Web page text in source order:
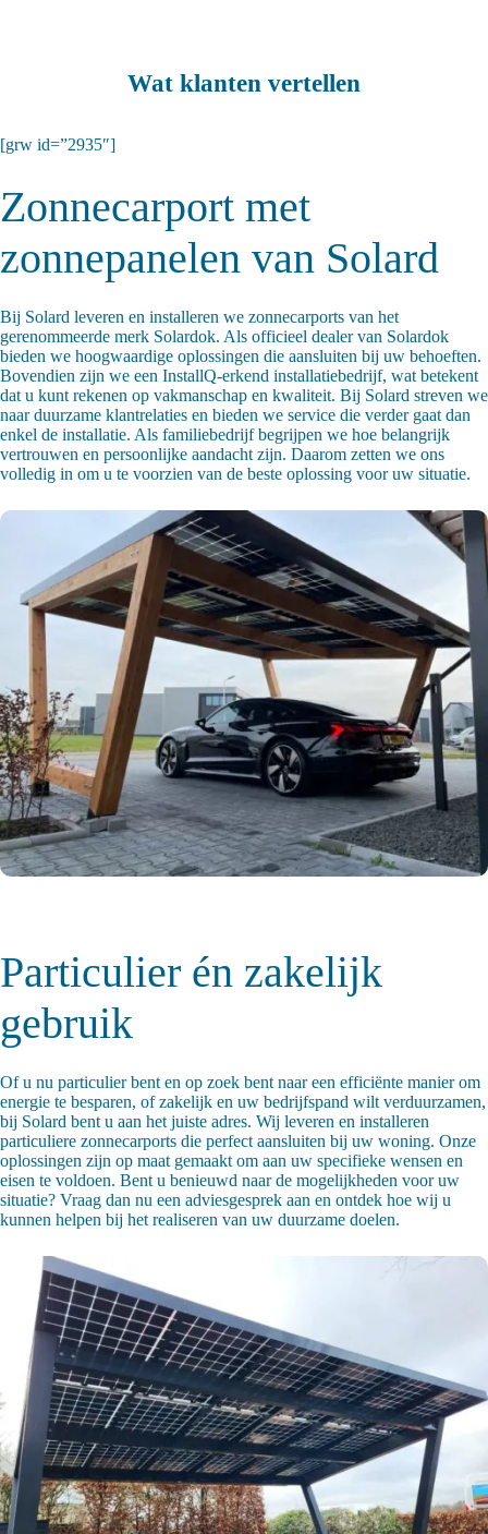
Wat klanten vertellen
[grw id=”2935″]
Zonnecarport met
zonnepanelen van Solard
Bij Solard leveren en installeren we zonnecarports van het
gerenommeerde merk Solardok. Als officieel dealer van Solardok
bieden we hoogwaardige oplossingen die aansluiten bij uw behoeften.
Bovendien zijn we een InstallQ-erkend installatiebedrijf, wat betekent
dat u kunt rekenen op vakmanschap en kwaliteit. Bij Solard streven we
naar duurzame klantrelaties en bieden we service die verder gaat dan
enkel de installatie. Als familiebedrijf begrijpen we hoe belangrijk
vertrouwen en persoonlijke aandacht zijn. Daarom zetten we ons
volledig in om u te voorzien van de beste oplossing voor uw situatie.
Particulier én zakelijk
gebruik
Of u nu particulier bent en op zoek bent naar een efficiënte manier om
energie te besparen, of zakelijk en uw bedrijfspand wilt verduurzamen,
bij Solard bent u aan het juiste adres. Wij leveren en installeren
particuliere zonnecarports die perfect aansluiten bij uw woning. Onze
oplossingen zijn op maat gemaakt om aan uw specifieke wensen en
eisen te voldoen. Bent u benieuwd naar de mogelijkheden voor uw
situatie? Vraag dan nu een adviesgesprek aan en ontdek hoe wij u
kunnen helpen bij het realiseren van uw duurzame doelen.